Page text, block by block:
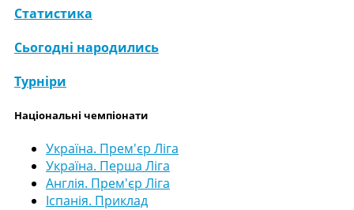
Статистика
Сьогодні народились
Турніри
Національні чемпіонати
Україна. Прем'єр Ліга
Україна. Перша Ліга
Англія. Прем'єр Ліга
Іспанія. Приклад